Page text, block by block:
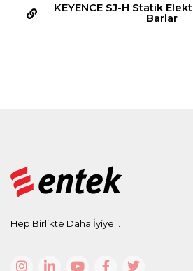
KEYENCE SJ-H Statik
Barlar
Hep Birlikte Daha İyiye...